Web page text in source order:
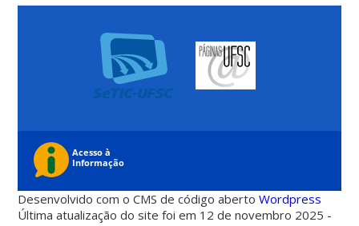
Desenvolvido com o CMS de código abertoWordpress
Última atualização do site foi em 12 de novembro 2025 -